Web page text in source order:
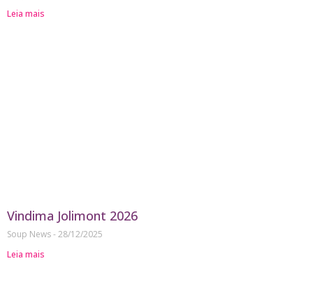
Leia mais
Vindima Jolimont 2026
Soup News 28/12/2025
Leia mais